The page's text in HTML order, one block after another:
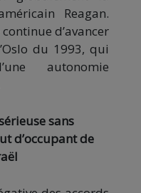
Reagan.
d’avancer
du 1993, qui
autonomie
sans
d’occupant de